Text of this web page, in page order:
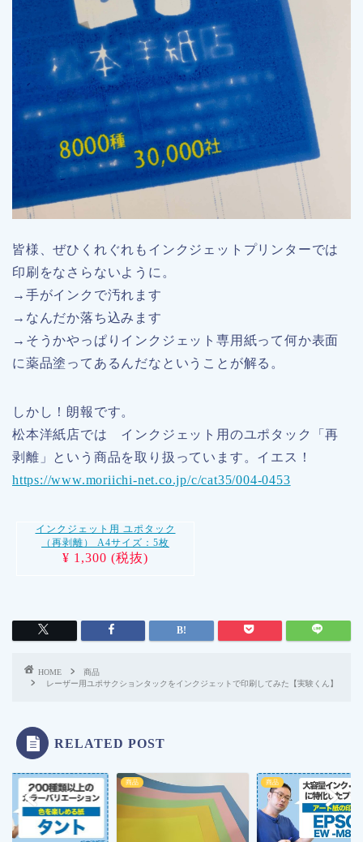
皆様、ぜひくれぐれもインクジェットプリンターでは
印刷をなさらないように。
→手がインクで汚れます
→なんだか落ち込みます
→そうかやっぱりインクジェット専用紙って何か表面
に薬品塗ってあるんだなということが解る。
しかし！朗報です。
松本洋紙店では インクジェット用のユポタック「再
剥離」という商品を取り扱っています。イエス！
https://www.moriichi-net.co.jp/c/cat35/004-0453
インクジェット用 ユポタック
（再剥離） A4サイズ：5枚
¥ 1,300 (税抜)
HOME
商品
レーザー用ユポサクションタックをインクジェットで印刷してみた【実験くん】
RELATED POST
商品 商品